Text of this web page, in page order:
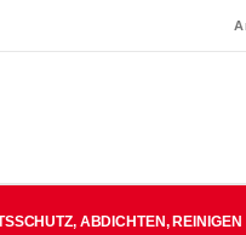
ABDICHTEN, REINIGEN